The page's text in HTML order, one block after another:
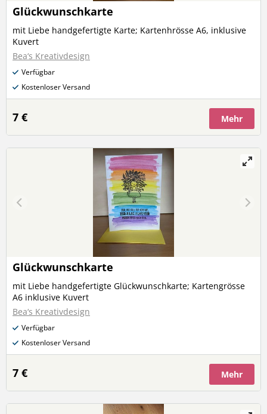
Glückwunschkarte
mit Liebe handgefertigte Karte; Kartenhrösse A6, inklusive
Kuvert
Bea‘s Kreativdesign
Verfügbar
Kostenloser Versand
7 € Mehr
Glückwunschkarte
mit Liebe handgefertigte Glückwunschkarte; Kartengrösse
A6 inklusive Kuvert
Bea‘s Kreativdesign
Verfügbar
Kostenloser Versand
7 € Mehr